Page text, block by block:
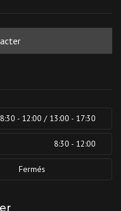
8:30 - 12:00 / 13:00 - 17:30
8:30 - 12:00
Fermés